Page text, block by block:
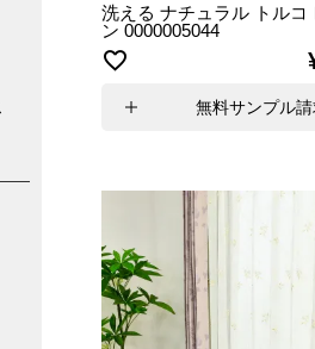
洗える ナチュラル トルコ
ン 0000005044
無料サンプル